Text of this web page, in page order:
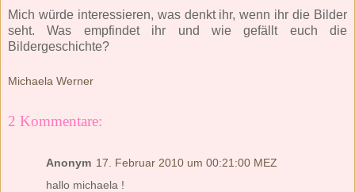
Mich würde interessieren, was denkt ihr, wenn ihr die Bilder
seht. Was empfindet ihr und wie gefällt euch die
Bildergeschichte?
Michaela Werner
2 Kommentare:
Anonym 17. Februar 2010 um 00:21:00 MEZ
hallo michaela !